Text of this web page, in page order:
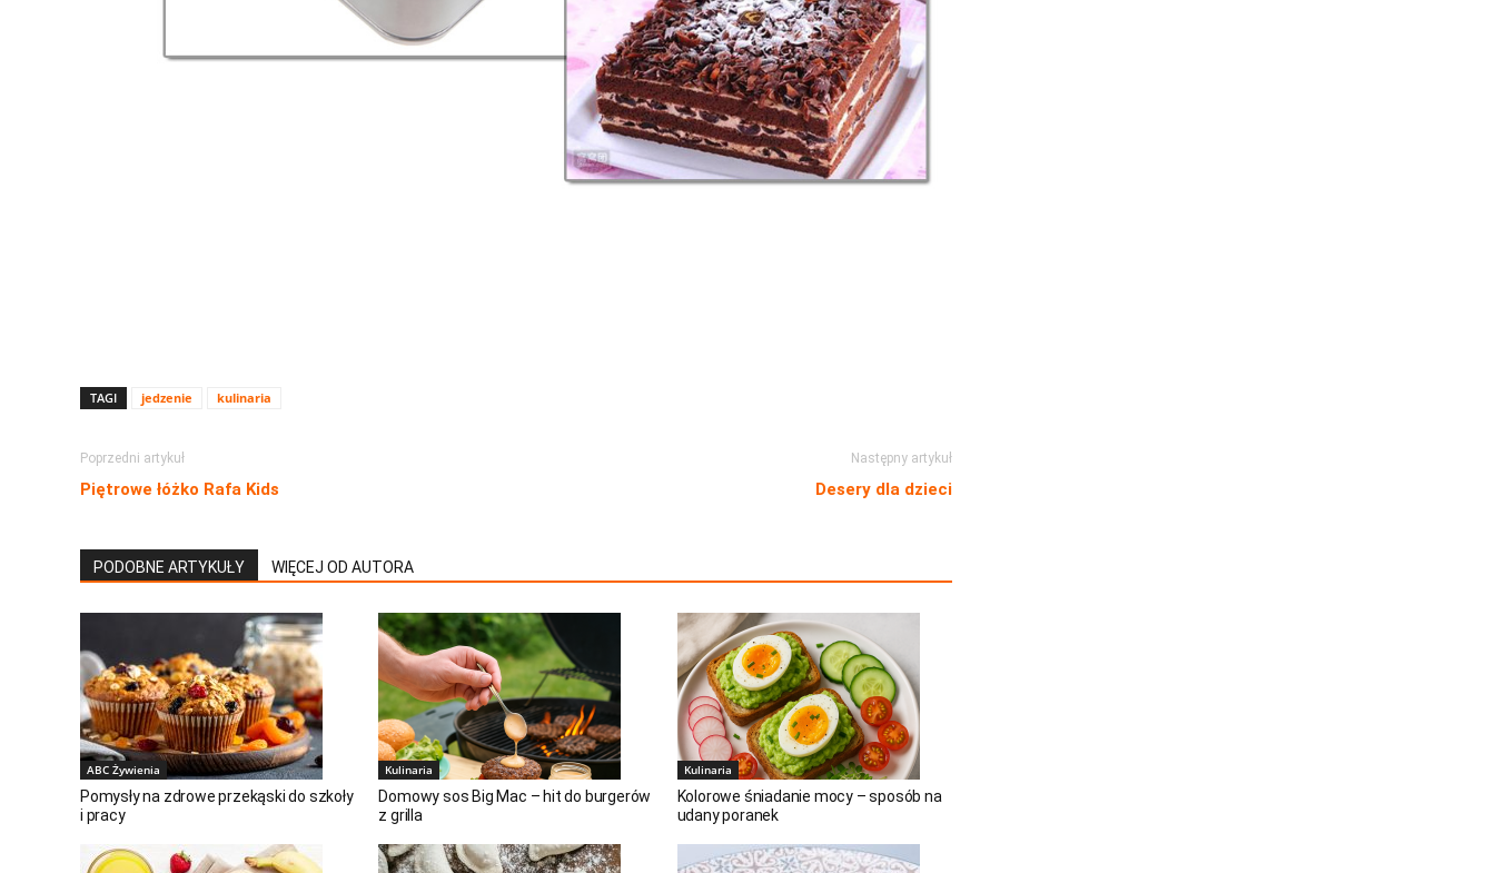
TAGI jedzenie kulinaria
Poprzedni artykuł
Piętrowe łóżko Rafa Kids
Następny artykuł
Desery dla dzieci
PODOBNE ARTYKUŁY WIĘCEJ OD AUTORA
ABC Żywienia
Pomysły na zdrowe przekąski do szkoły
i pracy
Kulinaria
Domowy sos Big Mac – hit do burgerów
z grilla
Kulinaria
Kolorowe śniadanie mocy – sposób na
udany poranek